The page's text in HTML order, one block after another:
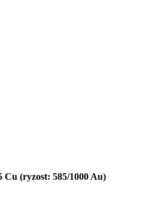
(ryzost: 585/1000 Au)